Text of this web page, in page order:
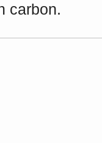
carbon.